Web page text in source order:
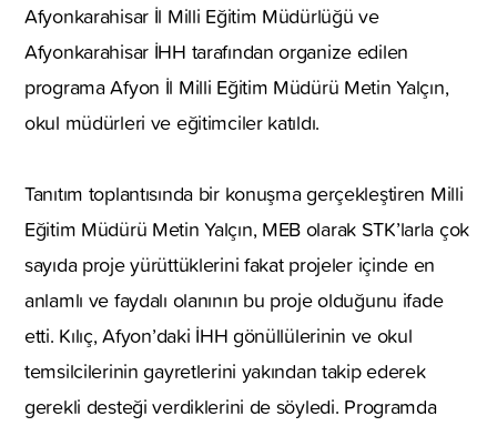
Afyonkarahisar İl Milli Eğitim Müdürlüğü ve
Afyonkarahisar İHH tarafından organize edilen
programa Afyon İl Milli Eğitim Müdürü Metin Yalçın,
okul müdürleri ve eğitimciler katıldı.
Tanıtım toplantısında bir konuşma gerçekleştiren Milli
Eğitim Müdürü Metin Yalçın, MEB olarak STK’larla çok
sayıda proje yürüttüklerini fakat projeler içinde en
anlamlı ve faydalı olanının bu proje olduğunu ifade
etti. Kılıç, Afyon’daki İHH gönüllülerinin ve okul
temsilcilerinin gayretlerini yakından takip ederek
gerekli desteği verdiklerini de söyledi. Programda